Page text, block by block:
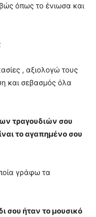
όπως το ένιωσα και
, αξιολογώ τους
και σεβασμός όλα
τραγουδιών σου
το αγαπημένο σου
γράφω τα
σου ήταν το μουσικό